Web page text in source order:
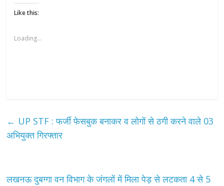
Like this:
Loading...
← UP STF : फर्जी फेसबुक बनाकर व लोगों से ठगी करने वाले 03
अभियुक्त गिरफ्तार
लखनऊ दुबग्गा वन विभाग के जंगलों में मिला पेड़ से लटकता 4 से 5